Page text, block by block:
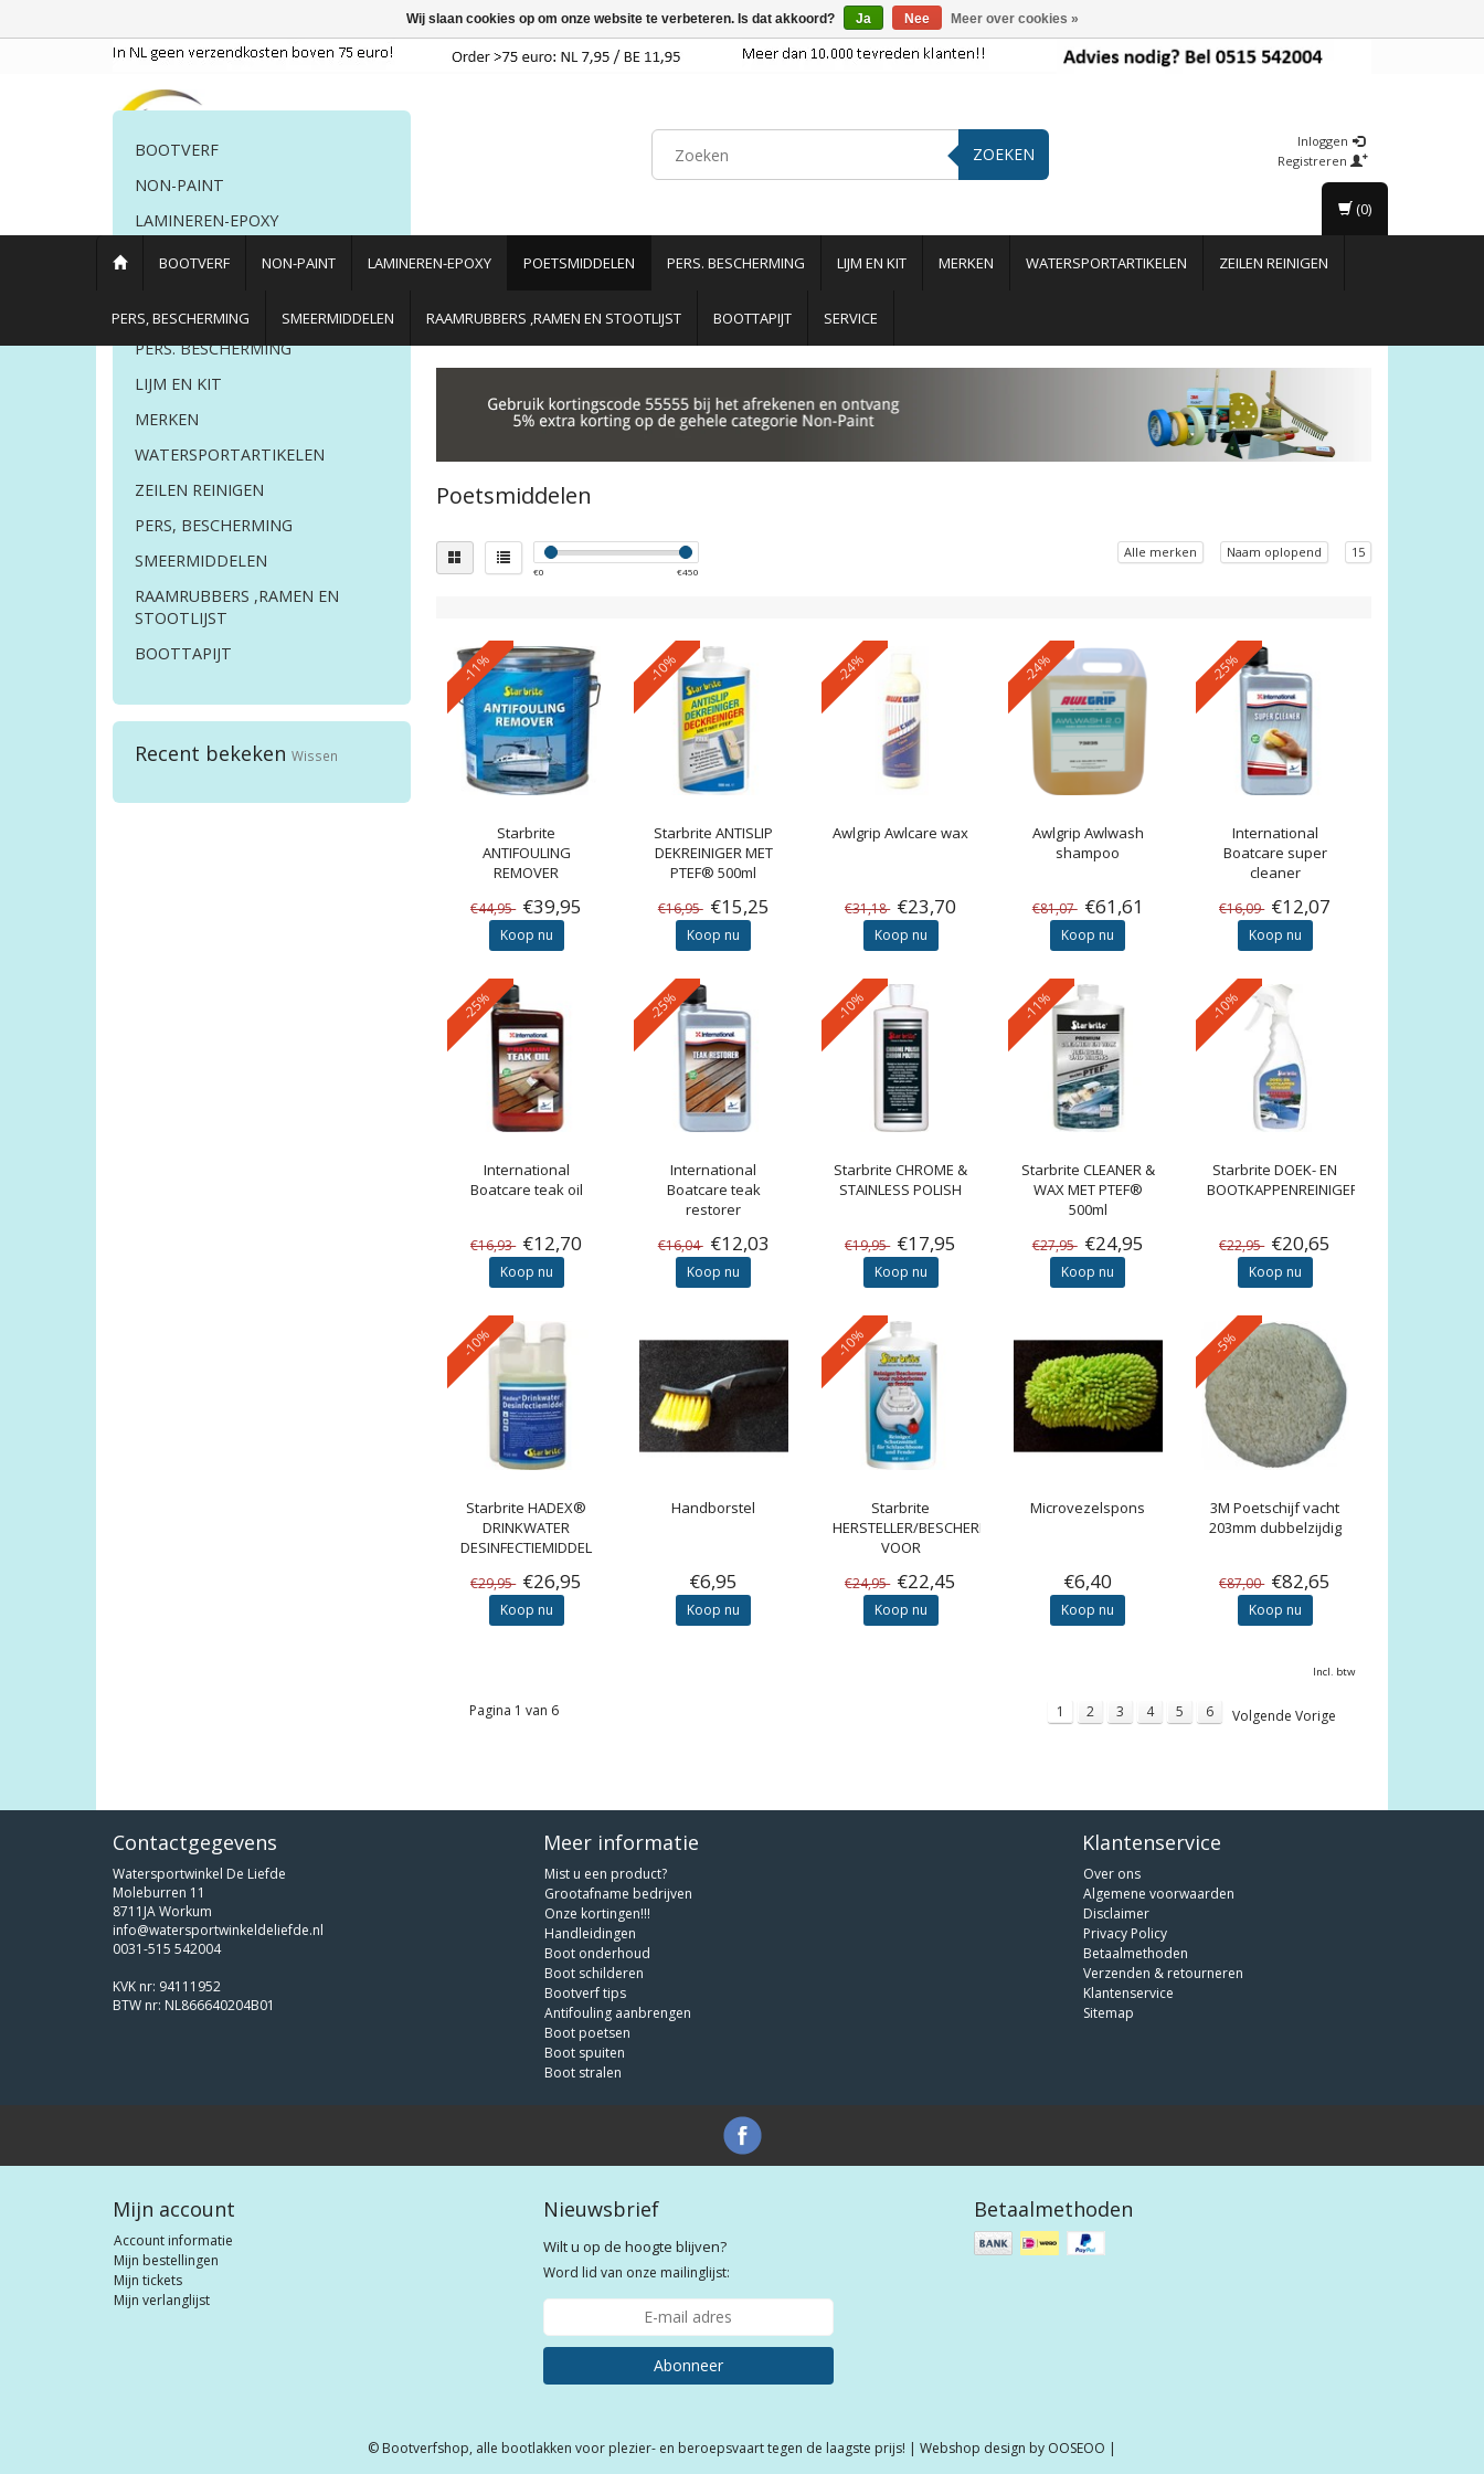
ZOEKEN
Inloggen
Registreren
BOOTVERF NON-PAINT LAMINEREN-EPOXY POETSMIDDELEN PERS. BESCHERMING LIJM EN KIT MERKEN WATERSPORTARTIKELEN ZEILEN REINIGEN
PERS, BESCHERMING SMEERMIDDELEN RAAMRUBBERS ,RAMEN EN STOOTLIJST BOOTTAPIJT SERVICE
(0)
Home/ Poetsmiddelen
BOOTVERF
NON-PAINT
LAMINEREN-EPOXY
POETSMIDDELEN
Poetsmachines
PERS. BESCHERMING
LIJM EN KIT
MERKEN
WATERSPORTARTIKELEN
ZEILEN REINIGEN
PERS, BESCHERMING
SMEERMIDDELEN
RAAMRUBBERS ,RAMEN EN
STOOTLIJST
BOOTTAPIJT
Recent bekeken Wissen
Poetsmiddelen
€0 €450
Alle merken Naam oplopend 15
-11%
Starbrite
ANTIFOULING
REMOVER
€44,95 €39,95
Koop nu
-10%
Starbrite ANTISLIP
DEKREINIGER MET
PTEF® 500ml
€16,95 €15,25
Koop nu
-24%
Awlgrip Awlcare wax
€31,18 €23,70
Koop nu
-24%
Awlgrip Awlwash
shampoo
€81,07 €61,61
Koop nu
-25%
International
Boatcare super
cleaner
€16,09 €12,07
Koop nu
-25%
International
Boatcare teak oil
€16,93 €12,70
Koop nu
-25%
International
Boatcare teak
restorer
€16,04 €12,03
Koop nu
-10%
Starbrite CHROME &
STAINLESS POLISH
€19,95 €17,95
Koop nu
-11%
Starbrite CLEANER &
WAX MET PTEF®
500ml
€27,95 €24,95
Koop nu
-10%
Starbrite DOEK- EN
BOOTKAPPENREINIGER
€22,95 €20,65
Koop nu
-10%
Starbrite HADEX®
DRINKWATER
DESINFECTIEMIDDEL
€29,95 €26,95
Koop nu
Handborstel
€6,95
Koop nu
-10%
Starbrite
HERSTELLER/BESCHERMER
VOOR
FENDERS
€24,95 €22,45
Koop nu
Microvezelspons
€6,40
Koop nu
-5%
3M Poetschijf vacht
203mm dubbelzijdig
€87,00 €82,65
Koop nu
Incl. btw
Pagina 1 van 6 1 2 3 4 5 6 Volgende Vorige
Contactgegevens
Watersportwinkel De Liefde
Moleburren 11
8711JA Workum
info@watersportwinkeldeliefde.nl
0031-515 542004
KVK nr: 94111952
BTW nr: NL866640204B01
Meer informatie
Mist u een product?
Grootafname bedrijven
Onze kortingen!!!
Handleidingen
Boot onderhoud
Boot schilderen
Bootverf tips
Antifouling aanbrengen
Boot poetsen
Boot spuiten
Boot stralen
Klantenservice
Over ons
Algemene voorwaarden
Disclaimer
Privacy Policy
Betaalmethoden
Verzenden & retourneren
Klantenservice
Sitemap
Mijn account
Account informatie
Mijn bestellingen
Mijn tickets
Mijn verlanglijst
Nieuwsbrief
Wilt u op de hoogte blijven?
Word lid van onze mailinglijst:
Abonneer
Betaalmethoden
© Bootverfshop, alle bootlakken voor plezier- en beroepsvaart tegen de laagste prijs! | Webshop design by OOSEOO |
Wij slaan cookies op om onze website te verbeteren. Is dat akkoord? Ja Nee Meer over cookies »